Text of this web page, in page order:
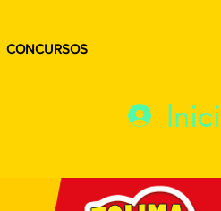
CONCURSOS